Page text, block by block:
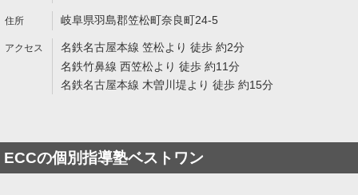
岐阜県羽島郡笠松町奈良町24-5
名鉄名古屋本線 笠松より 徒歩 約2分
名鉄竹鼻線 西笠松より 徒歩 約11分
名鉄名古屋本線 木曽川堤より 徒歩 約15分
ECCの個別指導塾ベストワン